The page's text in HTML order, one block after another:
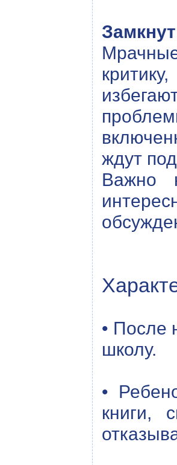
ждут
Важно
• После
школу.
•
книги,